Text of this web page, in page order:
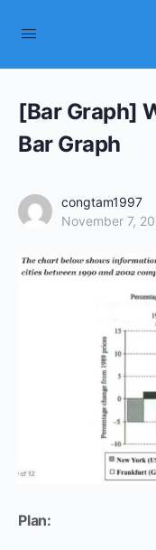
[Bar Graph]
Bar Graph
congtam1997
November 7,
Plan: